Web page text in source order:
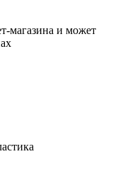
магазина и может